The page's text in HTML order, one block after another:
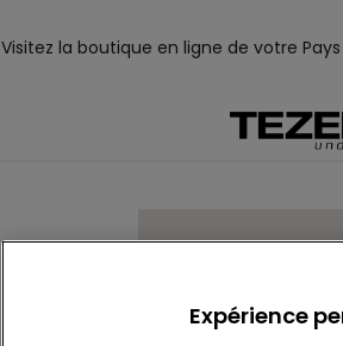
Visitez la boutique en ligne de votre Pays
Expérience